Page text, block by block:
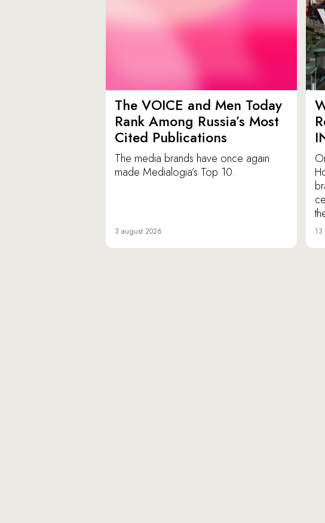
The VOICE and Men Today
Rank Among Russia’s Most
Cited Publications
The media brands have once again
made Medialogia’s Top 10.
3 august 2026